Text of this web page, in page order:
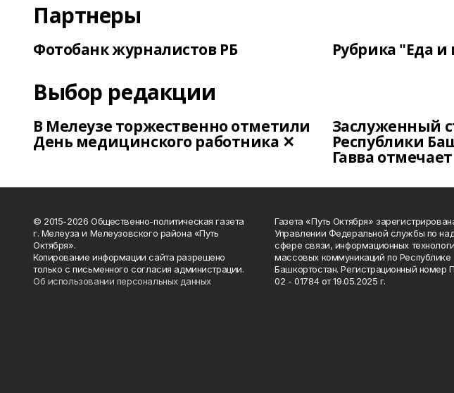
Партнеры
Фотобанк журналистов РБ Рубрика "Еда
Выбор редакции
В Мелеузе торжественно отметили
День медицинского работника ✕
Заслуженный
Республики
Гавва
© 2015-2026 Общественно-политическая газета
г. Мелеуза и Мелеузовского района «Путь
Октября».
Копирование информации сайта разрешено
только с письменного согласия администрации.
Об использовании персональных данных
Газета «Путь Октября»
Управлении Федеральной службы по
сфере связи, информационных
массовых коммуникаций по Республике
Башкортостан. Регистрационный
02 - 01784 от 19.05.2025 г.